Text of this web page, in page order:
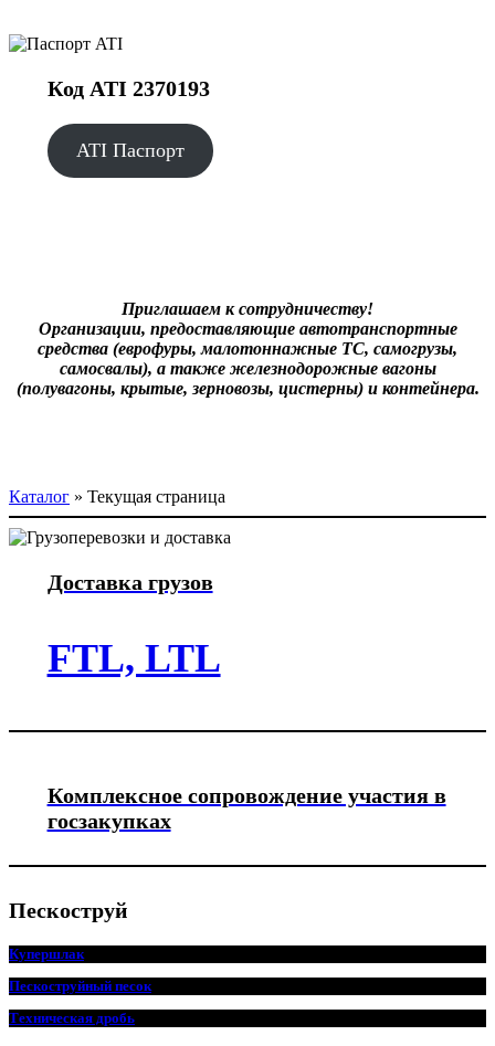
Код ATI 2370193
ATI Паспорт
Приглашаем к сотрудничеству!
Организации, предоставляющие автотранспортные
средства (еврофуры, малотоннажные ТС, самогрузы,
самосвалы), а также железнодорожные вагоны
(полувагоны, крытые, зерновозы, цистерны) и контейнера.
Каталог » Текущая страница
Доставка грузов
FTL, LTL
Комплексное сопровождение участия в
госзакупках
Пескоструй
Купершлак
Пескоструйный песок
Техническая дробь